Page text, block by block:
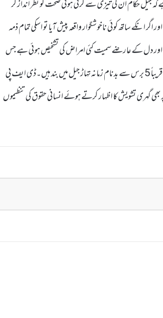
کہ جیل حکام ان کی تیزی سے گرتی ہوئی صحت کو نظر انداز کر
انکے ساتھ کوئی ناخوشگوار واقعہ پیش آیا تو اسکی تمام ذمہ
خون اور دل کے عارضے سمیت کئی امراض کی تشخیص ہوئی ہے جس
کے لیے انہیں باقاعدہ طبی امداد اور علاج کی ضرورت ہے۔ یاد رہے شبیر احمد شاہ گزشتہ قریباً 5 برس سے بدنام زمانہ تہاڑ جیل میں بند ہیں۔ڈی ایف پی
گہری تشویش کا اظہار کرتے ہوئے انسانی حقوق کی تنظیموں